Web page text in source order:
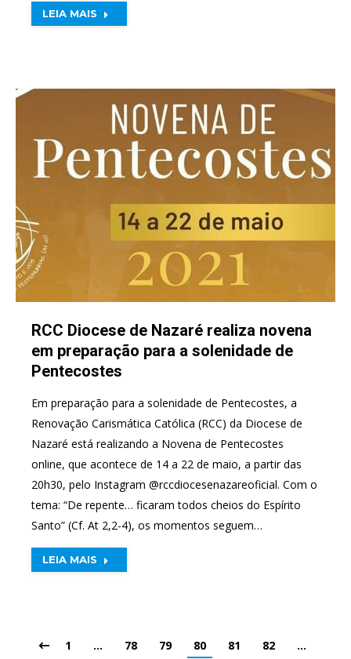
LEIA MAIS
RCC Diocese de Nazaré realiza novena
em preparação para a solenidade de
Pentecostes
Em preparação para a solenidade de Pentecostes, a
Renovação Carismática Católica (RCC) da Diocese de
Nazaré está realizando a Novena de Pentecostes
online, que acontece de 14 a 22 de maio, a partir das
20h30, pelo Instagram @rccdiocesenazareoficial. Com o
tema: “De repente… ficaram todos cheios do Espírito
Santo” (Cf. At 2,2-4), os momentos seguem…
LEIA MAIS
1 … 78 79 80 81 82
…